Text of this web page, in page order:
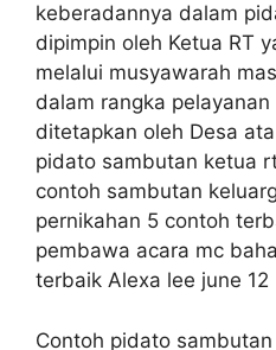
keberadannya dalam
dipimpin oleh Ketua RT
melalui musyawarah
dalam rangka
ditetapkan oleh Desa
pidato sambutan ketua
contoh sambutan
pernikahan 5 contoh
pembawa acara mc
terbaik Alexa lee june 12
Contoh pidato